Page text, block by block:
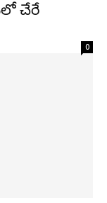
చేరే
0